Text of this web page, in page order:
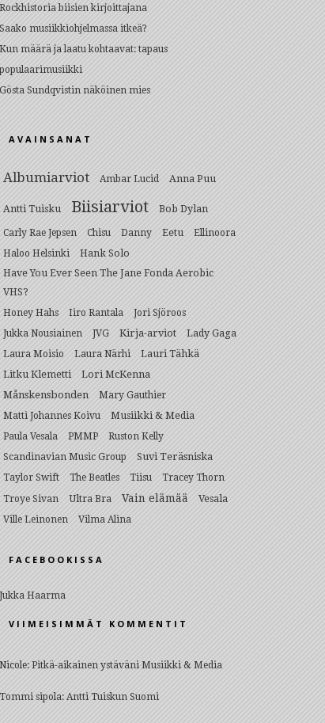
Rockhistoria biisien kirjoittajana
Saako musiikkiohjelmassa itkeä?
Kun määrä ja laatu kohtaavat: tapaus
populaarimusiikki
Gösta Sundqvistin näköinen mies
AVAINSANAT
Albumiarviot Ambar Lucid Anna Puu
Antti Tuisku Biisiarviot Bob Dylan
Carly Rae Jepsen Chisu Danny Eetu
Ellinoora
Haloo Helsinki
Hank Solo
Have You Ever Seen The Jane Fonda Aerobic
VHS?
Honey Hahs Iiro Rantala
Jori Sjöroos
Jukka Nousiainen
JVG Kirja-arviot Lady Gaga
Laura Moisio Laura Närhi
Lauri Tähkä
Litku Klemetti
Lori McKenna
Månskensbonden
Mary Gauthier
Matti Johannes Koivu
Musiikki & Media
Paula Vesala PMMP
Ruston Kelly
Scandinavian Music Group
Suvi Teräsniska
Taylor Swift The Beatles Tiisu
Tracey Thorn
Troye Sivan
Ultra Bra Vain elämää Vesala
Ville Leinonen Vilma Alina
FACEBOOKISSA
Jukka Haarma
VIIMEISIMMÄT KOMMENTIT
Nicole: Pitkä-aikainen ystäväni Musiikki & Media
Tommi sipola: Antti Tuiskun Suomi